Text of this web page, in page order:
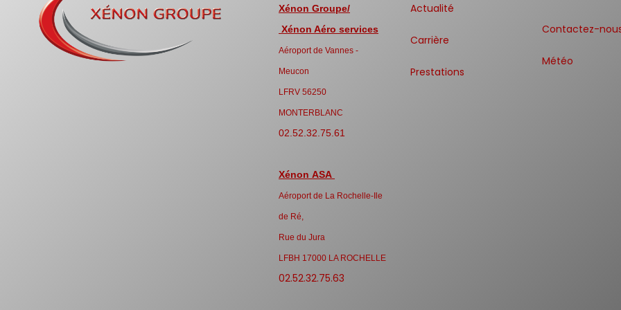
Xénon Groupe/
Xénon Aéro services
Aéroport de Vannes -
Meucon
LFRV 56250
MONTERBLANC
02.52.32.75.61
Xénon ASA
Aéroport de La Rochelle-Ile
de Ré,
Rue du Jura
LFBH 17000 LA ROCHELLE
02.52.32.75.63
Actualité
Carrière
Prestations
Contactez-
Météo